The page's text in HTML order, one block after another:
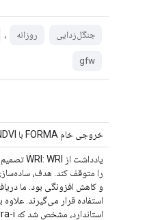
جنگل‌زدایی روزانه ،
gfw
خروجی خام FORMA با NDVI